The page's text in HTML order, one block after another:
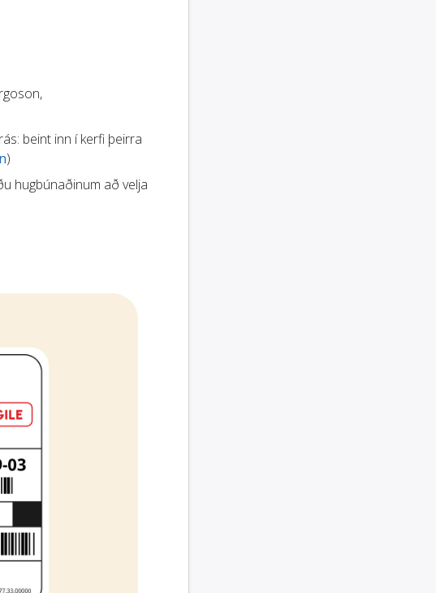
beint inn í kerfi þeirra
)
hugbúnaðinum að velja